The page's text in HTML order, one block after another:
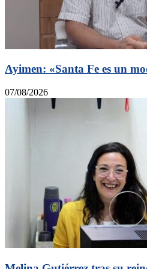
Ayimen: «Santa Fe es un
07/08/2026